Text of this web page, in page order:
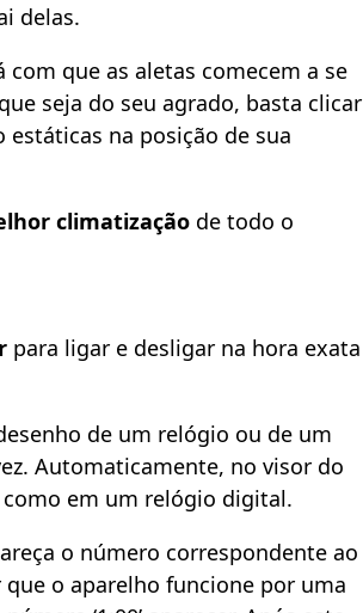
delas.
que as aletas comecem a se
seja do seu agrado, basta clicar
na posição de sua
climatização de todo o
para ligar e desligar na hora exata
de um relógio ou de um
Automaticamente, no visor do
em um relógio digital.
o número correspondente ao
o aparelho funcione por uma